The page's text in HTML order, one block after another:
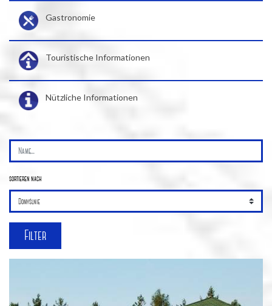
Gastronomie
Touristische Informationen
Nützliche Informationen
sortieren nach
Filter